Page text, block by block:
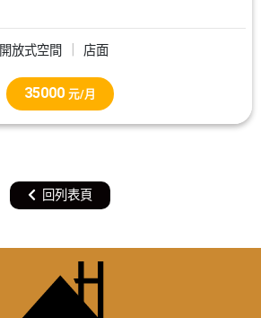
開放式空間 店面
35000 元/月
回列表頁